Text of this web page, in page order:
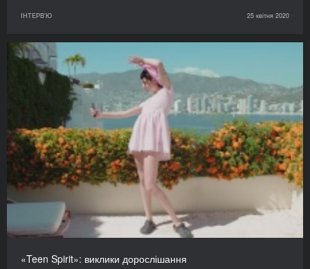
ІНТЕРВ'Ю 25 квітня 2020
«Teen Spirit»: виклики дорослішання